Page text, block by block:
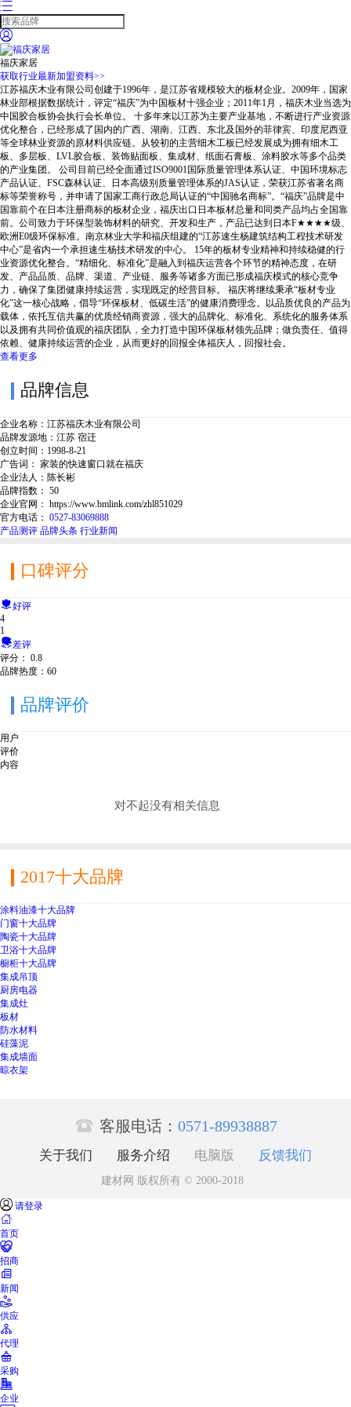


福庆家居
获取行业最新加盟资料>>
江苏福庆木业有限公司创建于1996年，是江苏省规模较大的板材企业。2009年，国家
林业部根据数据统计，评定“福庆”为中国板材十强企业；2011年1月，福庆木业当选为
中国胶合板协会执行会长单位。 十多年来以江苏为主要产业基地，不断进行产业资源
优化整合，已经形成了国内的广西、湖南、江西、东北及国外的菲律宾、印度尼西亚
等全球林业资源的原材料供应链。从较初的主营细木工板已经发展成为拥有细木工
板、多层板、LVL胶合板、装饰贴面板、集成材、纸面石膏板、涂料胶水等多个品类
的产业集团。 公司目前已经全面通过ISO9001国际质量管理体系认证、中国环境标志
产品认证、FSC森林认证、日本高级别质量管理体系的JAS认证，荣获江苏省著名商
标等荣誉称号，并申请了国家工商行政总局认证的“中国驰名商标”。“福庆”品牌是中
国靠前个在日本注册商标的板材企业，福庆出口日本板材总量和同类产品均占全国靠
前。公司致力于环保型装饰材料的研究、开发和生产，产品已达到日本F★★★★级、
欧洲E0级环保标准。南京林业大学和福庆组建的“江苏速生杨建筑结构工程技术研发
中心”是省内一个承担速生杨技术研发的中心。 15年的板材专业精神和持续稳健的行
业资源优化整合。“精细化、标准化”是融入到福庆运营各个环节的精神态度，在研
发、产品品质、品牌、渠道、产业链、服务等诸多方面已形成福庆模式的核心竞争
力，确保了集团健康持续运营，实现既定的经营目标。 福庆将继续秉承“板材专业
化”这一核心战略，倡导“环保板材、低碳生活”的健康消费理念。以品质优良的产品为
载体，依托互信共赢的优质经销商资源，强大的品牌化、标准化、系统化的服务体系
以及拥有共同价值观的福庆团队，全力打造中国环保板材领先品牌；做负责任、值得
依赖、健康持续运营的企业，从而更好的回报全体福庆人，回报社会。
查看更多
品牌信息
企业名称： 江苏福庆木业有限公司
品牌发源地： 江苏 宿迁
创立时间： 1998-8-21
广告词： 家装的快速窗口就在福庆
企业法人： 陈长彬
品牌指数： 50
企业官网： https://www.bmlink.com/zhl851029
官方电话： 0527-83069888
产品测评 品牌头条 行业新闻
口碑评分
好评
4
1
差评
评分： 0.8
品牌热度： 60
品牌评价
用户
评价
内容
对不起没有相关信息
2017十大品牌
涂料油漆十大品牌
门窗十大品牌
陶瓷十大品牌
卫浴十大品牌
橱柜十大品牌
集成吊顶
厨房电器
集成灶
板材
防水材料
硅藻泥
集成墙面
晾衣架
 客服电话： 0571-89938887
关于我们 服务介绍 电脑版 反馈我们
建材网 版权所有 © 2000-2018
 请登录

首页

招商

新闻

供应

代理

采购

企业